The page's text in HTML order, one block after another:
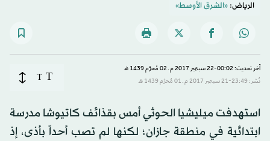
الرياض:«الشرق الأوسط»
آخر تحديث: 00:02-22 سبتمبر 2017 م ـ 02 مُحرَّم 1439 هـ
نُشر: 23:49-21 سبتمبر 2017 م ـ 01 مُحرَّم 1439 هـ
T
T
استهدفت ميليشيا الحوثي أمس بقذائف كاتيوشا مدرسة
ابتدائية في منطقة جازان؛ لكنها لم تصب أحداً بأذى، إذ